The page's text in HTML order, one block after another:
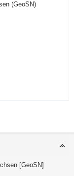
(GeoSN)
[GeoSN]